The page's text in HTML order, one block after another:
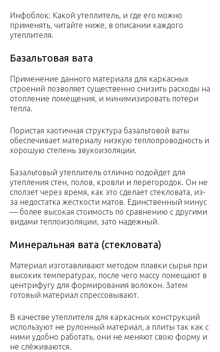
Инфоблок: Какой утеплитель, и где его можно
применять, читайте ниже, в описании каждого
утеплителя.
Базальтовая вата
Применение данного материала для каркасных
строений позволяет существенно снизить расходы на
отопление помещения, и минимизировать потери
тепла.
Пористая хаотичная структура базальтовой ваты
обеспечивает материалу низкую теплопроводность и
хорошую степень звукоизоляции.
Базальтовый утеплитель отлично подойдет для
утепления стен, полов, кровли и перегородок. Он не
сползет через время, как это сделает стекловата, из-
за недостатка жесткости матов. Единственный минус
— более высокая стоимость по сравнению с другими
видами теплоизоляции, зато надежный.
Минеральная вата (стекловата)
Материал изготавливают методом плавки сырья при
высоких температурах, после чего массу помещают в
центрифугу для формирования волокон. Затем
готовый материал спрессовывают.
В качестве утеплителя для каркасных конструкций
используют не рулонный материал, а плиты так как с
ними удобно работать, они не меняют свою форму и
не слёживаются.